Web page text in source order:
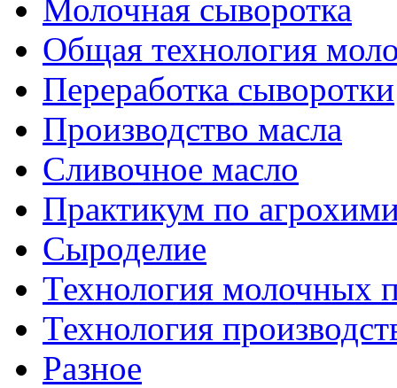
Молочная сыворотка
Общая технология
Переработка сыворотки
Производство масла
Сливочное масло
Практикум по
Сыроделие
Технология молочных
Технология
Разное